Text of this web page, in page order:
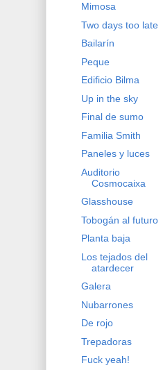
Mimosa
Two days too late
Bailarín
Peque
Edificio Bilma
Up in the sky
Final de sumo
Familia Smith
Paneles y luces
Auditorio
Cosmocaixa
Glasshouse
Tobogán al futuro
Planta baja
Los tejados del
atardecer
Galera
Nubarrones
De rojo
Trepadoras
Fuck yeah!